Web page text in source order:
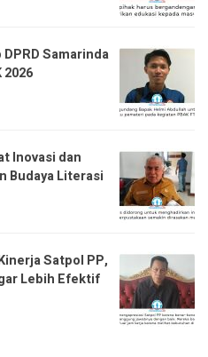
DPRD Samarinda
Inovasi dan
Budaya Literasi
Satpol PP,
Lebih Efektif